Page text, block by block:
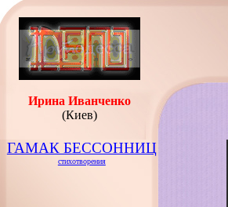
Ирина Иванченко
(Киев)
ГАМАК БЕССОННИЦ
стихотворения